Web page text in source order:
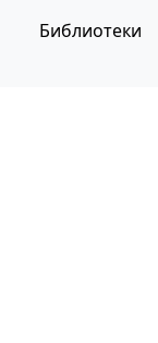
Библиотеки